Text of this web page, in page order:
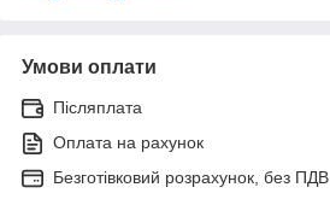
Умови оплати
Післяплата
Оплата на рахунок
Безготівковий розрахунок, без ПДВ